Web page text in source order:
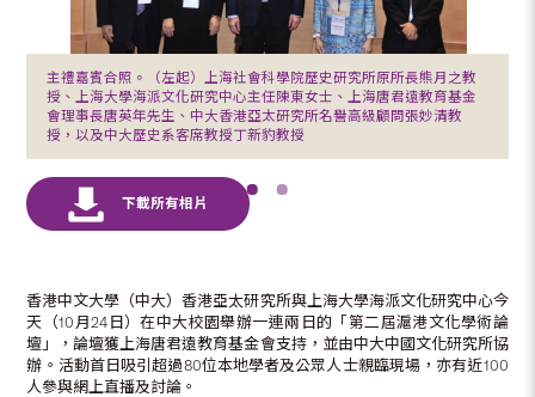
主禮嘉賓合照。（左起）上海社會科學院歷史研究所原所長熊月之教
授、上海大學海派文化研究中心主任陳東女士、上海唐君遠教育基金
會理事長唐英年先生、中大香港亞太研究所名譽高級顧問張妙清教
授，以及中大歷史系客席教授丁新豹教授
香港中文大學（中大）香港亞太研究所與上海大學海派文化研究中心今
天（10月24日）在中大校園舉辦一連兩日的「第二屆滬港文化學術論
壇」，論壇獲上海唐君遠教育基金會支持，並由中大中國文化研究所協
辦。活動首日吸引超過80位本地學者及公眾人士親臨現場，亦有近100
人參與網上直播及討論。